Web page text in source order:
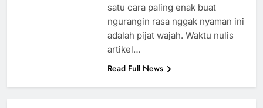
satu cara paling enak buat
ngurangin rasa nggak nyaman ini
adalah pijat wajah. Waktu nulis
artikel…
Read Full News